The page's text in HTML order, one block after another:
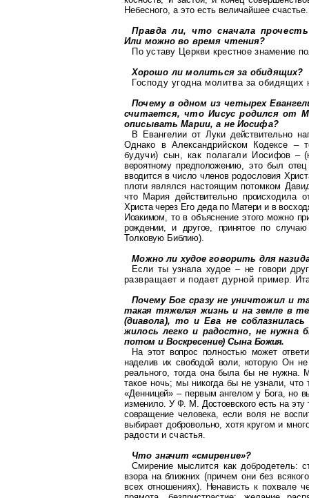
Небесного, а это есть величайшее счастье.
Правда ли, что сначала
Или можно во время чтения?
По уставу Церкви крестное знамение
Хорошо ли молиться за обидящих?
Господу угодна молитва заобидящих
Почему в одном из четырех
считается, что Иисус родился от
описывать Марии, а не Иосифа?
В Евангелии от Луки действительно
Однако в Александрийском Кодексе –
будучи) сын, как полагали Иосифов –
вероятному предположению, это был
вводится в число членов родословия
плотиявлялся настоящим потомком
что Мария действительно происходила
Христа через Его деда по Матери и в
Иоакимом, то в объяснение этого можно
рождении, и другое, принятое по случаю
Толковую Библию).
Можно лихудое говорить для
Если ты узнала худое– не говори
развращает и подает дурной пример.
Почему Бог сразу не уничтожил и
такая тяжелая жизнь и на земле в
(диавола), то и Ева не соблазнилась
жилось легко и радостно, не
потом и Воскресение) Сына Божия.
На этот вопрос полностью может
наделив их свободой воли, которую Он
реального, тогда она была бы не нужна.
такое ночь; мы никогда быне узнали, что
«Денницей» – первым ангелом у Бога, но
изменило. У Ф. М. Достоевского есть на эту
совращение человека, если воля не
выбирает добровольно, хотя кругом и
радости и счастья.
Что значит «смирение»?
Смирение мыслится как добродетель:
взора на ближних (причем они без
всех отношениях). Ненависть к похвале